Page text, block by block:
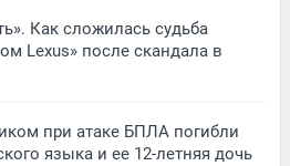
Как сложилась судьба
Lexus» после скандала в
при атаке БПЛА погибли
языка и ее 12-летняя дочь